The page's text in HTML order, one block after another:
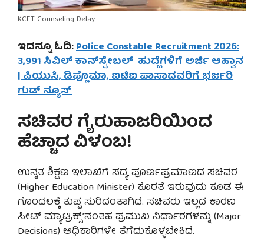
KCET Counseling Delay
ಇದನ್ನೂ ಓದಿ:Police Constable Recruitment 2026:
3,991 ಸಿವಿಲ್ ಕಾನ್‌ಸ್ಟೇಬಲ್‌ ಹುದ್ದೆಗಳಿಗೆ ಅರ್ಜಿ ಆಹ್ವಾನ
| ಪಿಯುಸಿ, ಡಿಪ್ಲೊಮಾ, ಐಟಿಐ ಪಾಸಾದವರಿಗೆ ಭರ್ಜರಿ
ಗುಡ್ ನ್ಯೂಸ್
ಸಚಿವರ ಗೈರುಹಾಜರಿಯಿಂದ
ಹೆಚ್ಚಾದ ವಿಳಂಬ!
ಉನ್ನತ ಶಿಕ್ಷಣ ಇಲಾಖೆಗೆ ಸದ್ಯ ಪೂರ್ಣಪ್ರಮಾಣದ ಸಚಿವರ
(Higher Education Minister) ಕೊರತೆ ಇರುವುದು ಕೂಡ ಈ
ಗೊಂದಲಕ್ಕೆ ತುಪ್ಪ ಸುರಿದಂತಾಗಿದೆ. ಸಚಿವರು ಇಲ್ಲದ ಕಾರಣ
ಸೀಟ್ ಮ್ಯಾಟ್ರಿಕ್ಸ್’ನಂತಹ ಪ್ರಮುಖ ನಿರ್ಧಾರಗಳನ್ನು (Major
Decisions) ಅಧಿಕಾರಿಗಳೇ ತೆಗೆದುಕೊಳ್ಳಬೇಕಿದೆ.